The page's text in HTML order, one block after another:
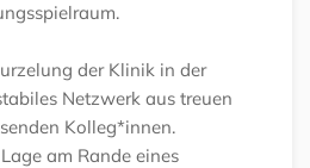
der Klinik in der
Netzwerk aus treuen
Kolleg*innen.
am Rande eines